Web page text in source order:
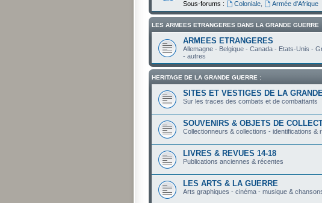
Sous-forums :
Coloniale, Armée d'Afrique
LES ARMEES ETRANGERES DANS LA GRANDE GUERRE
ARMEES ETRANGERES
Allemagne - Belgique - Canada - Etats-Unis -
- autres
HERITAGE DE LA GRANDE GUERRE :
SITES ET VESTIGES DE LA
Sur les traces des combats et de combattants
SOUVENIRS & OBJETS DE
Collectionneurs & collections - identifications &
LIVRES & REVUES 14-18
Publications anciennes & récentes
LES ARTS & LA GUERRE
Arts graphiques - cinéma - musique &